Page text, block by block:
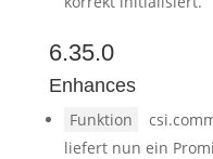
6.35.0
Enhances
Funktion
liefert nun ein